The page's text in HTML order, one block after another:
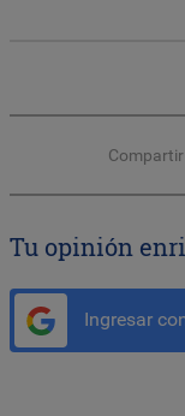
Tu opinión
Ingresar